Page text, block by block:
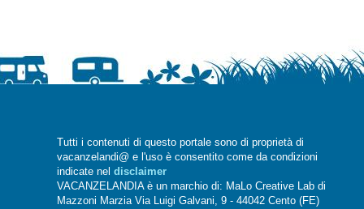
Tutti i contenuti di questo portale sono di proprietà di
vacanzelandi@ e l'uso è consentito come da condizioni
indicate nel disclaimer
VACANZELANDIA è un marchio di: MaLo Creative Lab di
Mazzoni Marzia Via Luigi Galvani, 9 - 44042 Cento (FE)